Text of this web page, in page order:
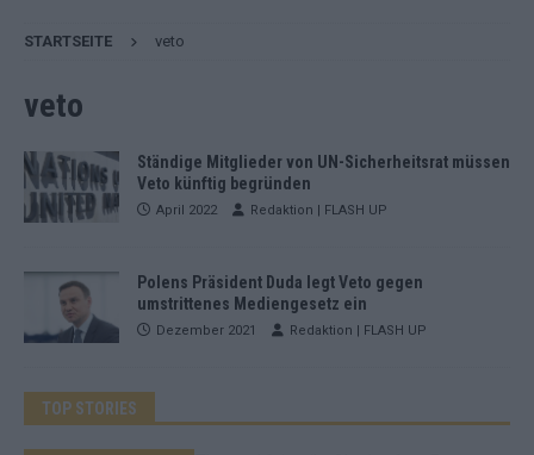
STARTSEITE veto
veto
Ständige Mitglieder von UN-Sicherheitsrat müssen
Veto künftig begründen
April 2022 Redaktion | FLASH UP
Polens Präsident Duda legt Veto gegen
umstrittenes Mediengesetz ein
Dezember 2021 Redaktion | FLASH UP
TOP STORIES